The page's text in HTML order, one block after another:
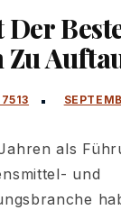
Der
Zu
als
und